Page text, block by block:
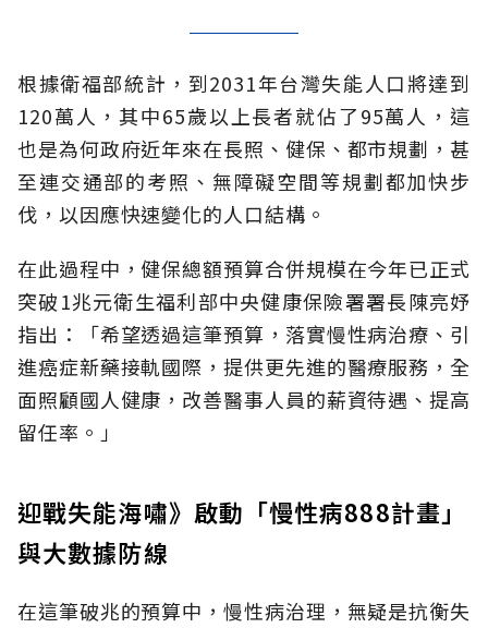
根據衛福部統計，到2031年台灣失能人口將達到
120萬人，其中65歲以上長者就佔了95萬人，這
也是為何政府近年來在長照、健保、都市規劃，甚
至連交通部的考照、無障礙空間等規劃都加快步
伐，以因應快速變化的人口結構。
在此過程中，健保總額預算合併規模在今年已正式
突破1兆元衛生福利部中央健康保險署署長陳亮妤
指出：「希望透過這筆預算，落實慢性病治療、引
進癌症新藥接軌國際，提供更先進的醫療服務，全
面照顧國人健康，改善醫事人員的薪資待遇、提高
留任率。」
迎戰失能海嘯》啟動「慢性病888計畫」
與大數據防線
在這筆破兆的預算中，慢性病治理，無疑是抗衡失